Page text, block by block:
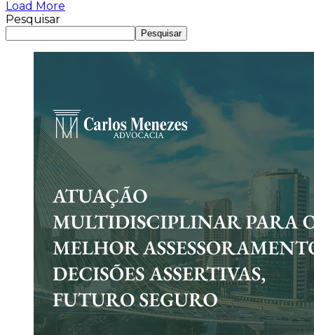
Load More
Pesquisar
Pesquisar